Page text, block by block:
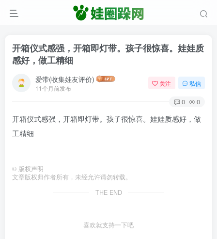
开箱仪式感强，开箱即灯带。孩子很惊喜。娃娃质
感好，做工精细
爱带(收集娃友评价)
11个月前发布
关注 私信
0 0
开箱仪式感强，开箱即灯带。孩子很惊喜。娃娃质感好，做
工精细
© 版权声明
文章版权归作者所有，未经允许请勿转载。
THE END
喜欢就支持一下吧